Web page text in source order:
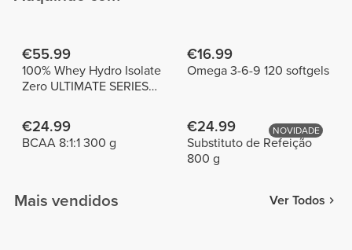
€55.99
100% Whey Hydro Isolate
Zero ULTIMATE SERIES
€16.99
Omega 3-6-9 120 softgels
€24.99
BCAA 8:1:1 300 g
NOVIDADE
€24.99
Substituto de Refeição
800 g
Mais vendidos Ver Todos